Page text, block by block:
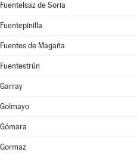
Fuentelsaz de Soria
Fuentepinilla
Fuentes de Magaña
Fuentestrún
Garray
Golmayo
Gómara
Gormaz